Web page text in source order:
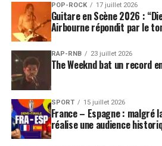
POP-ROCK 17 juillet 2026
Guitare en Scène 2026 :
Airbourne répondit par le
RAP-RNB 23 juillet 2026
The Weeknd bat un record
SPORT 15 juillet 2026
France – Espagne : malgré
réalise une audience